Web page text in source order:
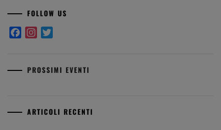
FOLLOW US
FacebookInstagram
PROSSIMI EVENTI
ARTICOLI RECENTI